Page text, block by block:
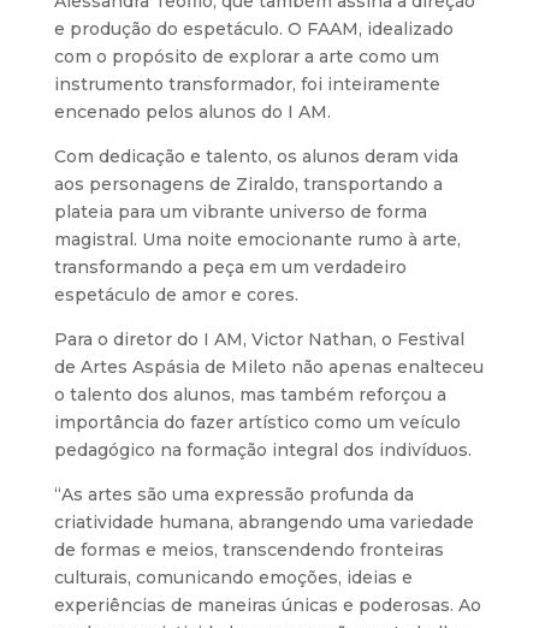
e produção do espetáculo. O FAAM, idealizado
com o propósito de explorar a arte como um
instrumento transformador, foi inteiramente
encenado pelos alunos do I AM.
Com dedicação e talento, os alunos deram vida
aos personagens de Ziraldo, transportando a
plateia para um vibrante universo de forma
magistral. Uma noite emocionante rumo à arte,
transformando a peça em um verdadeiro
espetáculo de amor e cores.
Para o diretor do I AM, Victor Nathan, o Festival
de Artes Aspásia de Mileto não apenas enalteceu
o talento dos alunos, mas também reforçou a
importância do fazer artístico como um veículo
pedagógico na formação integral dos indivíduos.
“As artes são uma expressão profunda da
criatividade humana, abrangendo uma variedade
de formas e meios, transcendendo fronteiras
culturais, comunicando emoções, ideias e
experiências de maneiras únicas e poderosas. Ao